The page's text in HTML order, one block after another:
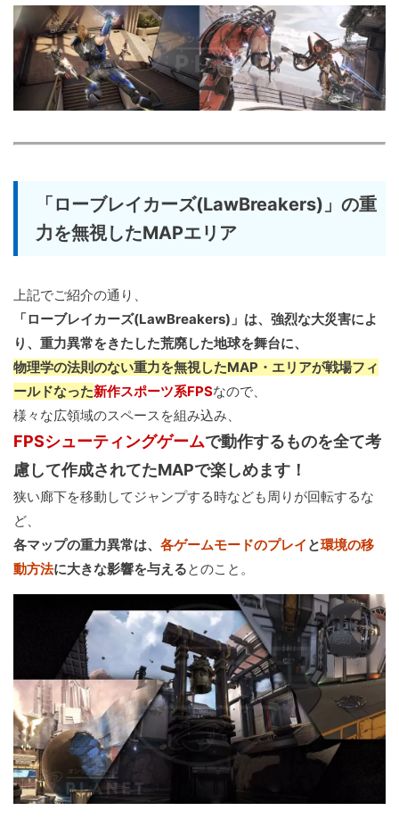
「ローブレイカーズ(LawBreakers)」の重
力を無視したMAPエリア
上記でご紹介の通り、
「ローブレイカーズ(LawBreakers)」は、強烈な大災害によ
り、重力異常をきたした荒廃した地球を舞台に、
物理学の法則のない重力を無視したMAP・エリアが戦場フィ
ールドなった新作スポーツ系FPSなので、
様々な広領域のスペースを組み込み、
FPSシューティングゲームで動作するものを全て考
慮して作成されてたMAPで楽しめます！
狭い廊下を移動してジャンプする時なども周りが回転するな
ど、
各マップの重力異常は、 各ゲームモードのプレイ と環境の移
動方法に大きな影響を与えるとのこと。